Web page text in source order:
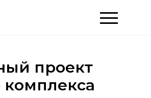
проект
комплекса